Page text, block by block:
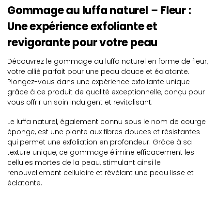
Gommage au luffa naturel – Fleur :
Une expérience exfoliante et
revigorante pour votre peau
Découvrez le gommage au luffa naturel en forme de fleur,
votre allié parfait pour une peau douce et éclatante.
Plongez-vous dans une expérience exfoliante unique
grâce à ce produit de qualité exceptionnelle, conçu pour
vous offrir un soin indulgent et revitalisant.
Le luffa naturel, également connu sous le nom de courge
éponge, est une plante aux fibres douces et résistantes
qui permet une exfoliation en profondeur. Grâce à sa
texture unique, ce gommage élimine efficacement les
cellules mortes de la peau, stimulant ainsi le
renouvellement cellulaire et révélant une peau lisse et
éclatante.